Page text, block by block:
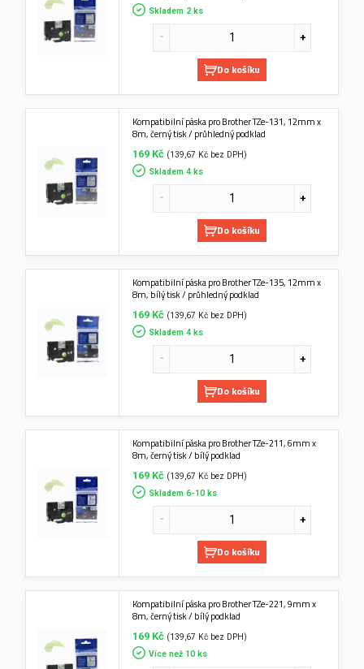
Skladem 2 ks
Do košíku
Kompatibilní páska pro Brother TZe-131, 12mm x
8m, černý tisk / průhledný podklad
169 Kč (139,67 Kč bez DPH)
Skladem 4 ks
Do košíku
Kompatibilní páska pro Brother TZe-135, 12mm x
8m, bílý tisk / průhledný podklad
169 Kč (139,67 Kč bez DPH)
Skladem 4 ks
Do košíku
Kompatibilní páska pro Brother TZe-211, 6mm x
8m, černý tisk / bílý podklad
169 Kč (139,67 Kč bez DPH)
Skladem 6-10 ks
Do košíku
Kompatibilní páska pro Brother TZe-221, 9mm x
8m, černý tisk / bílý podklad
169 Kč (139,67 Kč bez DPH)
Více než 10 ks